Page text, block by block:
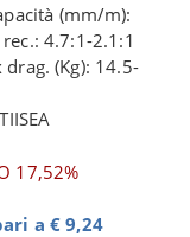
(mm/m):
4.7:1-2.1:1
(Kg): 14.5-
17,52%
a € 9,24